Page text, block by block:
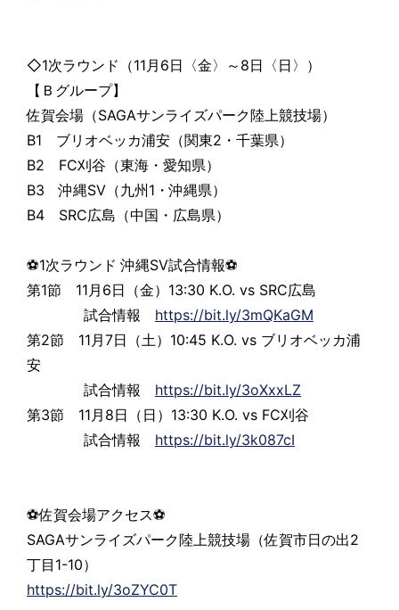
◇1次ラウンド（11月6日〈金〉～8日〈日〉）
【Ｂグループ】
佐賀会場（SAGAサンライズパーク陸上競技場）
B1 ブリオベッカ浦安（関東2・千葉県）
B2 FC刈谷（東海・愛知県）
B3 沖縄SV（九州1・沖縄県）
B4 SRC広島（中国・広島県）
⚽1次ラウンド 沖縄SV試合情報⚽
第1節 11月6日（金）13:30 K.O. vs SRC広島
試合情報 https://bit.ly/3mQKaGM
第2節 11月7日（土）10:45 K.O. vs ブリオベッカ浦
安
試合情報 https://bit.ly/3oXxxLZ
第3節 11月8日（日）13:30 K.O. vs FC刈谷
試合情報 https://bit.ly/3k087cI
⚽佐賀会場アクセス⚽
SAGAサンライズパーク陸上競技場（佐賀市日の出2
丁目1-10）
https://bit.ly/3oZYC0T